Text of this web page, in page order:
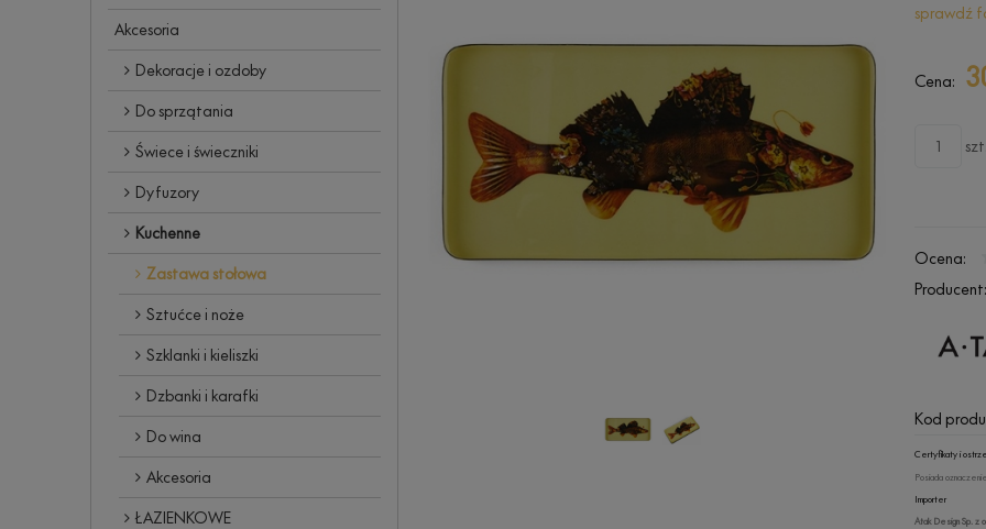
Akcesoria
Dekoracje i ozdoby
Do sprzątania
Świece i świeczniki
Dyfuzory
Kuchenne
Zastawa stołowa
Sztućce i noże
Szklanki i kieliszki
Dzbanki i karafki
Do wina
Akcesoria
ŁAZIENKOWE
sprawdź
Cena:
Ocena:
Kod
Certyfikaty i
Posiada
Importer
Atak Design Sp. z